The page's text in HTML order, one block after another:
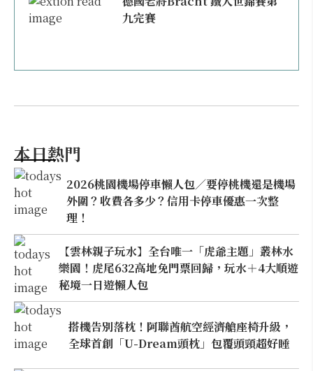
九完賽
本日熱門
2026桃園機場停車懶人包／要停桃機還是機場
外圍？收費各多少？信用卡停車優惠一次整
理！
【雲林親子玩水】全台唯一「虎爺主題」叢林水
樂園！虎尾632高地免門票回歸，玩水＋4大順遊
秘境一日遊懶人包
搭機告別落枕！阿聯酋航空經濟艙座椅升級，
全球首創「U-Dream頭枕」包覆頭頸超好睡